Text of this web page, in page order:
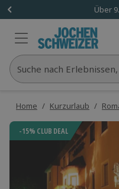
Über
Suche nach
Home / Kurzurlaub /
-15% CLUB DEAL